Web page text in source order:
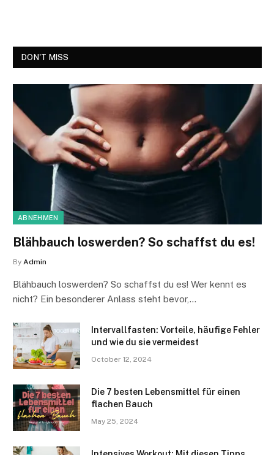
DON'T MISS
ABNEHMEN
Blähbauch loswerden? So schaffst du es!
By Admin
Blähbauch loswerden? So schaffst du es! Wer kennt es
nicht? Ein besonderer Anlass steht bevor,…
Intervallfasten: Vorteile, häufige Fehler
und wie du sie vermeidest
October 12, 2024
Die 7 besten Lebensmittel für einen
flachen Bauch
May 25, 2024